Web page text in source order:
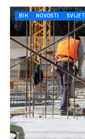
BIH NOVOSTI SVIJET